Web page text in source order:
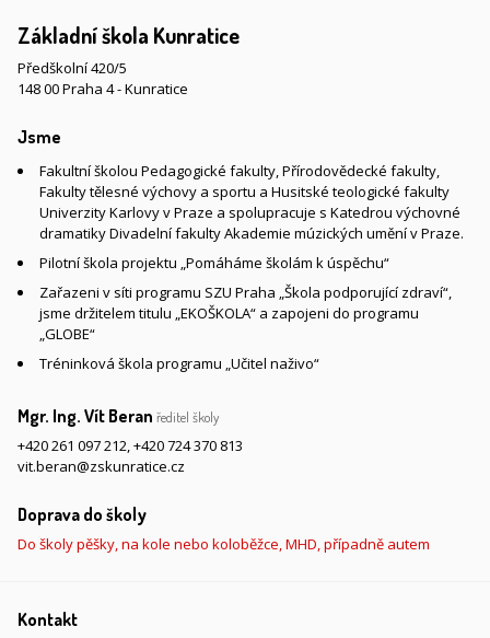
Základní škola Kunratice
Předškolní 420/5
148 00 Praha 4 - Kunratice
Jsme
Fakultní školou Pedagogické fakulty, Přírodovědecké fakulty,
Fakulty tělesné výchovy a sportu a Husitské teologické fakulty
Univerzity Karlovy v Praze a spolupracuje s Katedrou výchovné
dramatiky Divadelní fakulty Akademie múzických umění v Praze.
Pilotní škola projektu „Pomáháme školám k úspěchu“
Zařazeni v síti programu SZU Praha „Škola podporující zdraví“,
jsme držitelem titulu „EKOŠKOLA“ a zapojeni do programu
„GLOBE“
Tréninková škola programu „Učitel naživo“
Mgr. Ing. Vít Beran ředitel školy
+420 261 097 212,+420 724 370 813
vit.beran@zskunratice.cz
Doprava do školy
Do školy pěšky, na kole nebo koloběžce, MHD, případně autem
Kontakt